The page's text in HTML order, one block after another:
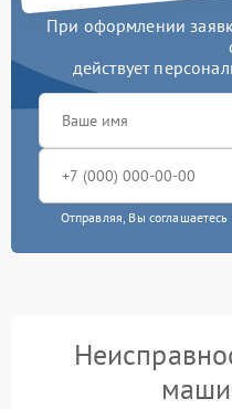
При оформлении
действует
Отправляя, Вы соглашаетесь